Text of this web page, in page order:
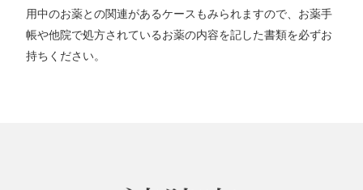
用中のお薬との関連があるケースもみられますので、お薬手
帳や他院で処方されているお薬の内容を記した書類を必ずお
持ちください。